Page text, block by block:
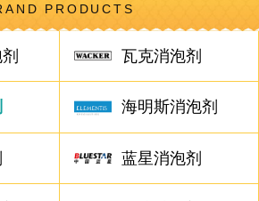
PRODUCTS
瓦克消泡剂
海明斯消泡剂
蓝星消泡剂